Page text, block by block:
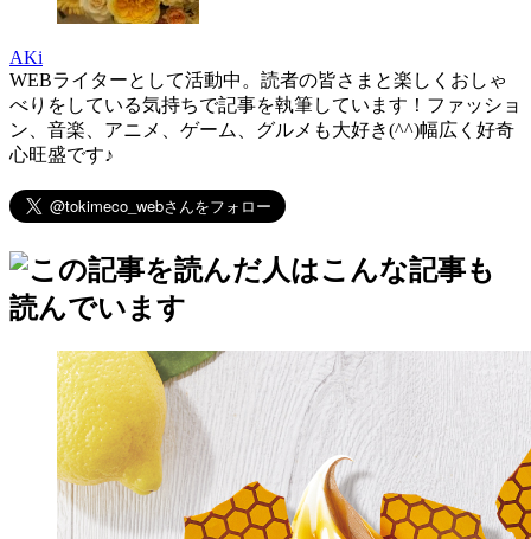
AKi
WEBライターとして活動中。読者の皆さまと楽しくおしゃ
べりをしている気持ちで記事を執筆しています！ファッショ
ン、音楽、アニメ、ゲーム、グルメも大好き(^^)幅広く好奇
心旺盛です♪